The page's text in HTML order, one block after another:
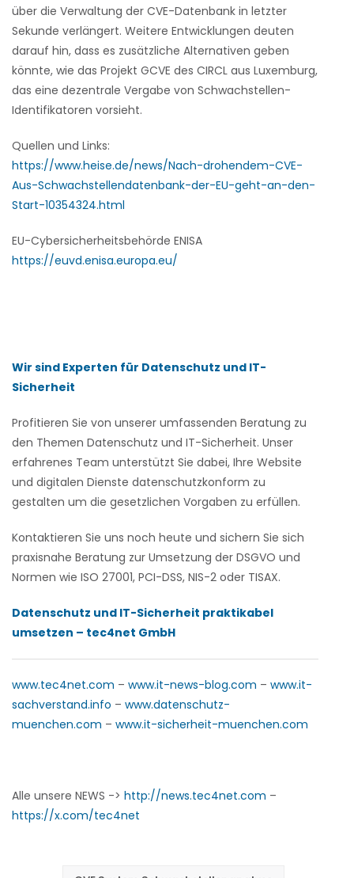
über die Verwaltung der CVE-Datenbank in letzter
Sekunde verlängert. Weitere Entwicklungen deuten
darauf hin, dass es zusätzliche Alternativen geben
könnte, wie das Projekt GCVE des CIRCL aus Luxemburg,
das eine dezentrale Vergabe von Schwachstellen-
Identifikatoren vorsieht.
Quellen und Links:
https://www.heise.de/news/Nach-drohendem-CVE-
Aus-Schwachstellendatenbank-der-EU-geht-an-den-
Start-10354324.html
EU-Cybersicherheitsbehörde ENISA
https://euvd.enisa.europa.eu/
Wir sind Experten für Datenschutz und IT-
Sicherheit
Profitieren Sie von unserer umfassenden Beratung zu
den Themen Datenschutz und IT-Sicherheit. Unser
erfahrenes Team unterstützt Sie dabei, Ihre Website
und digitalen Dienste datenschutzkonform zu
gestalten um die gesetzlichen Vorgaben zu erfüllen.
Kontaktieren Sie uns noch heute und sichern Sie sich
praxisnahe Beratung zur Umsetzung der DSGVO und
Normen wie ISO 27001, PCI-DSS, NIS-2 oder TISAX.
Datenschutz und IT-Sicherheit praktikabel
umsetzen – tec4net GmbH
www.tec4net.com – www.it-news-blog.com – www.it-
sachverstand.info – www.datenschutz-
muenchen.com – www.it-sicherheit-muenchen.com
Alle unsere NEWS -> http://news.tec4net.com –
https://x.com/tec4net